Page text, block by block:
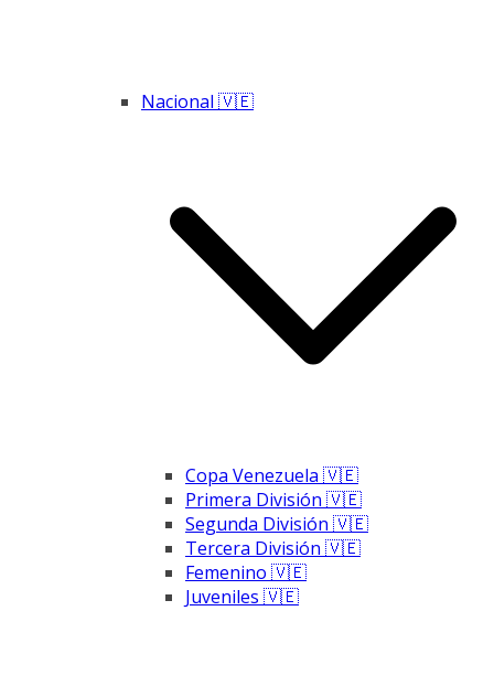
Nacional 🇻🇪
Copa Venezuela 🇻🇪
Primera División 🇻🇪
Segunda División 🇻🇪
Tercera División 🇻🇪
Femenino 🇻🇪
Juveniles 🇻🇪